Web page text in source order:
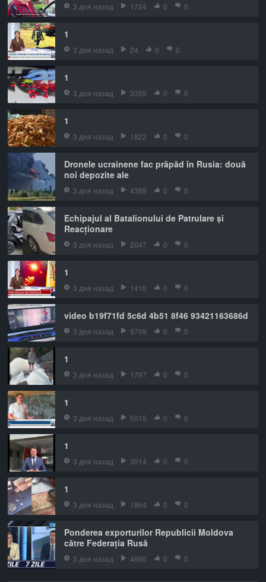
3 дня назад 1724 0 0
1
3 дня назад 24 0 0
1
3 дня назад 3355 0 0
1
3 дня назад 1822 0 0
Dronele ucrainene fac prăpăd în Rusia: două
noi depozite ale
3 дня назад 4389 0 0
Echipajul al Batalionului de Patrulare și
Reacționare
3 дня назад 2047 0 0
1
3 дня назад 1410 0 0
video b19f71fd 5c6d 4b51 8f46 93421163686d
3 дня назад 9709 0 0
1
3 дня назад 1797 0 0
1
3 дня назад 5015 0 0
1
3 дня назад 3514 0 0
1
3 дня назад 1864 0 0
Ponderea exporturilor Republicii Moldova
către Federația Rusă
3 дня назад 4660 0 0